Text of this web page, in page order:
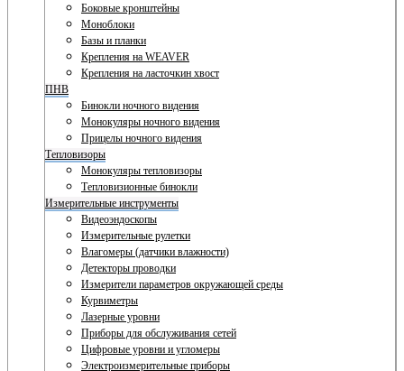
Боковые кронштейны
Моноблоки
Базы и планки
Крепления на WEAVER
Крепления на ласточкин хвост
ПНВ
Бинокли ночного видения
Монокуляры ночного видения
Прицелы ночного видения
Тепловизоры
Монокуляры тепловизоры
Тепловизионные бинокли
Измерительные инструменты
Видеоэндоскопы
Измерительные рулетки
Влагомеры (датчики влажности)
Детекторы проводки
Измерители параметров окружающей среды
Курвиметры
Лазерные уровни
Приборы для обслуживания сетей
Цифровые уровни и угломеры
Электроизмерительные приборы